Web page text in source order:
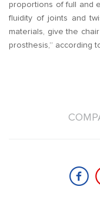
proportions of full and
fluidity of joints and
materials, give the
prosthesis,” according